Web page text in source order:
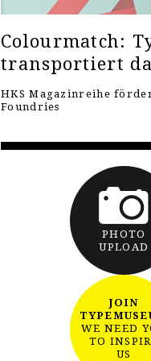
Colourmatch:
transportiert
HKS Magazinreihe
Foundries
PHOTO
UPLOAD
JOIN
WE NEED
TO
US